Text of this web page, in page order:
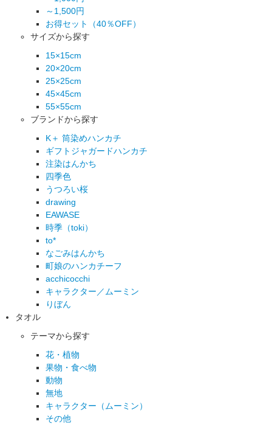
～1,500円
お得セット（40％OFF）
サイズから探す
15×15cm
20×20cm
25×25cm
45×45cm
55×55cm
ブランドから探す
K＋ 筒染めハンカチ
ギフトジャガードハンカチ
注染はんかち
四季色
うつろい桜
drawing
EAWASE
時季（toki）
to*
なごみはんかち
町娘のハンカチーフ
acchicocchi
キャラクター／ムーミン
りぼん
タオル
テーマから探す
花・植物
果物・食べ物
動物
無地
キャラクター（ムーミン）
その他